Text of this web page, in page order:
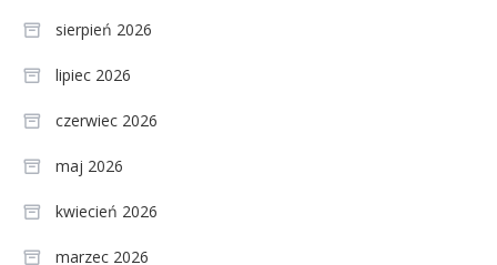
sierpień 2026
lipiec 2026
czerwiec 2026
maj 2026
kwiecień 2026
marzec 2026